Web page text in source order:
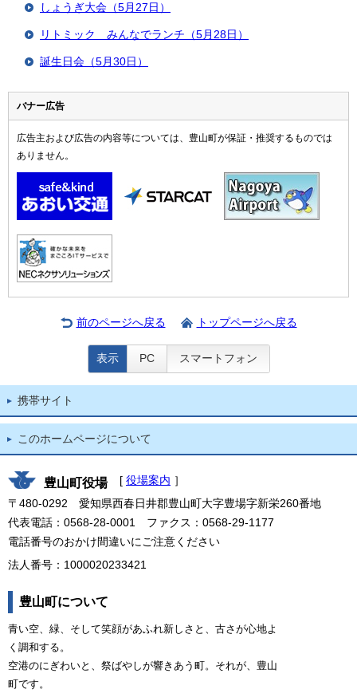
しょうぎ大会（5月27日）
リトミック みんなでランチ（5月28日）
誕生日会（5月30日）
バナー広告
広告主および広告の内容等については、豊山町が保証・推奨するものでは
ありません。
前のページへ戻る トップページへ戻る
表示 PC スマートフォン
携帯サイト
このホームページについて
豊山町役場 [ 役場案内 ］
〒480-0292 愛知県西春日井郡豊山町大字豊場字新栄260番地
代表電話：0568-28-0001 ファクス：0568-29-1177
電話番号のおかけ間違いにご注意ください
法人番号：1000020233421
豊山町について
青い空、緑、そして笑顔があふれ新しさと、古さが心地よ
く調和する。
空港のにぎわいと、祭ばやしが響きあう町。それが、豊山
町です。